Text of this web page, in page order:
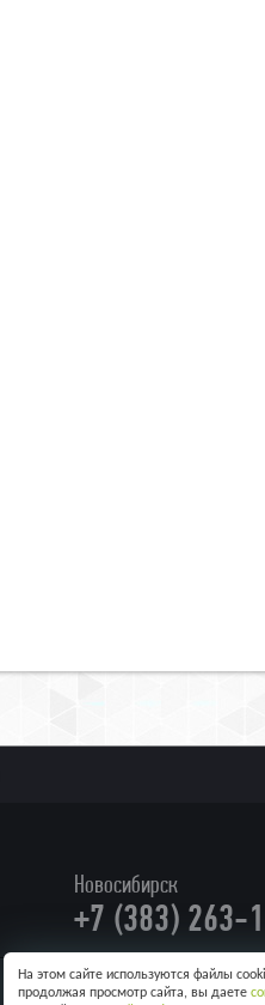
Новосибирск
+7 (383) 263-
АДРЕС: Г. МОСКВА, УЛ КУЛАКОВА,
На этом сайте используются файлы
продолжая просмотр сайта, вы даете